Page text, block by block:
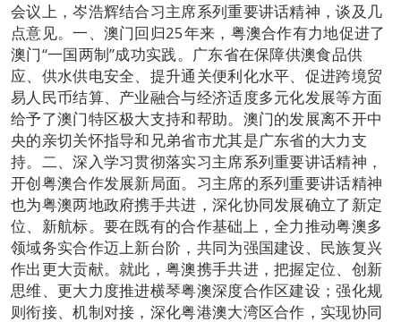
会议上，岑浩辉结合习主席系列重要讲话精神，谈及几
点意见。一、澳门回归25年来，粤澳合作有力地促进了
澳门“一国两制”成功实践。广东省在保障供澳食品供
应、供水供电安全、提升通关便利化水平、促进跨境贸
易人民币结算、产业融合与经济适度多元化发展等方面
给予了澳门特区极大支持和帮助。澳门的发展离不开中
央的亲切关怀指导和兄弟省市尤其是广东省的大力支
持。二、深入学习贯彻落实习主席系列重要讲话精神，
开创粤澳合作发展新局面。习主席的系列重要讲话精神
也为粤澳两地政府携手共进，深化协同发展确立了新定
位、新航标。要在既有的合作基础上，全力推动粤澳多
领域务实合作迈上新台阶，共同为强国建设、民族复兴
作出更大贡献。就此，粤澳携手共进，把握定位、创新
思维、更大力度推进横琴粤澳深度合作区建设；强化规
则衔接、机制对接，深化粤港澳大湾区合作，实现协同